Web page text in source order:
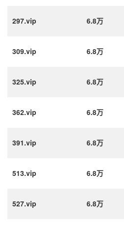
297.vip 6.8万
309.vip 6.8万
325.vip 6.8万
362.vip 6.8万
391.vip 6.8万
513.vip 6.8万
527.vip 6.8万